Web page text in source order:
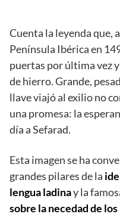
Cuenta la leyenda que,
Península Ibérica en
puertas por última vez
de hierro. Grande,
llave viajó al exilio no
una promesa: la
día a Sefarad.
Esta imagen se ha
grandes pilares de la
lengua ladinay la
sobre la necedad de